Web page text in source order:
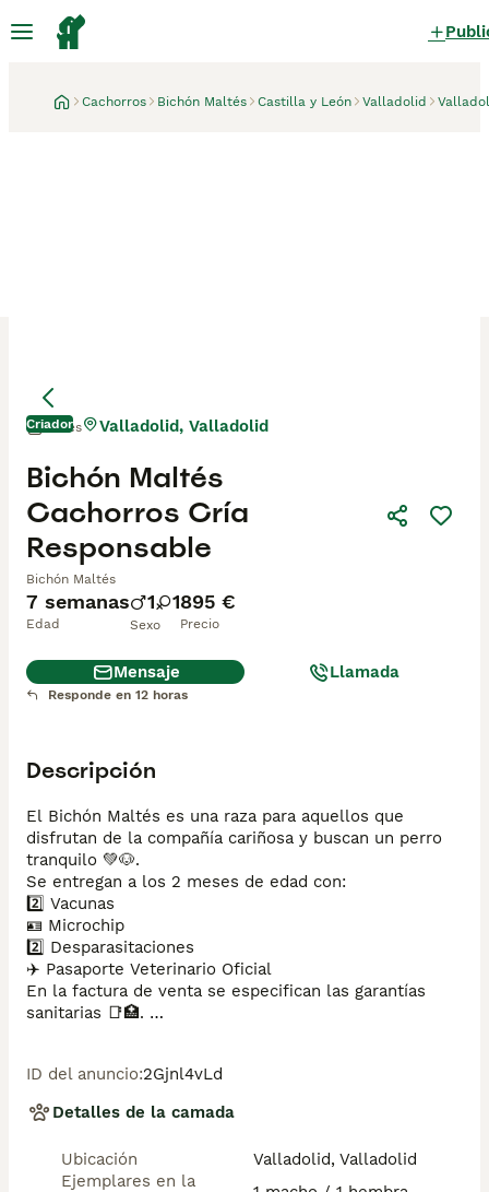
Cachorros Bichón Maltés Castilla y León Valladolid
Criador
7 semanas
Edad
1 1
Sexo
895 €
Precio
Bichón Maltés
Cachorros Cría
Responsable
Bichón Maltés
1 mes Valladolid, Valladolid
Mensaje Llamada
Responde en 12 horas
Descripción
El Bichón Maltés es una raza para aquellos que
disfrutan de la compañía cariñosa y buscan un perro
tranquilo 💚🐶.
Se entregan a los 2 meses de edad con:
2️⃣ Vacunas
🪪 Microchip
2️⃣ Desparasitaciones
✈️ Pasaporte Veterinario Oficial
En la factura de venta se especifican las garantías
sanitarias 📑🏥.
ID del anuncio:2Gjnl4vLd
Detalles de la camada
Ubicación
Valladolid, Valladolid
Ejemplares en la